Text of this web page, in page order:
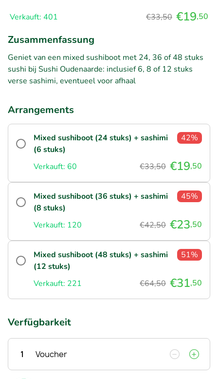
Verkauft: 401 €33,50 €19,50
Zusammenfassung
Geniet van een mixed sushiboot met 24, 36 of 48 stuks
sushi bij Sushi Oudenaarde: inclusief 6, 8 of 12 stuks
verse sashimi, eventueel voor afhaal
Arrangements
Mixed sushiboot (24 stuks) + sashimi
(6 stuks)
42%
Verkauft: 60 €33,50 €19,50
Mixed sushiboot (36 stuks) + sashimi
(8 stuks)
45%
Verkauft: 120 €42,50 €23,50
Mixed sushiboot (48 stuks) + sashimi
(12 stuks)
51%
Verkauft: 221 €64,50 €31,50
Verfügbarkeit
1 Voucher